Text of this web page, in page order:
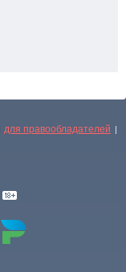
для правообладателей |